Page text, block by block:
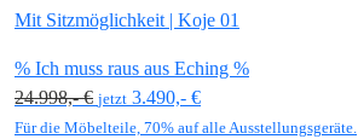
Mit Sitzmöglichkeit | Koje 01
% Ich muss raus aus Eching %
24.998,- € jetzt 3.490,- €
Für die Möbelteile, 70% auf alle Ausstellungsgeräte.